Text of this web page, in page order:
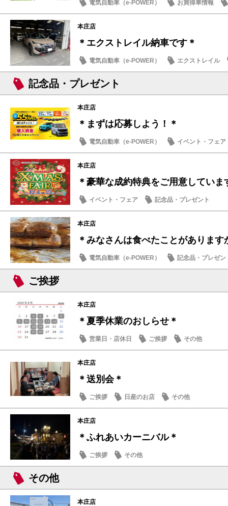
電気自動車（e-POWER） お買得車情報
本庄店
＊エクストレイル納車です＊
電気自動車（e-POWER） エクストレイル
記念品・プレゼント
本庄店
＊まずは応募しよう！＊
電気自動車（e-POWER） イベント・フェア
本庄店
＊豪華な成約特典をご用意していま
イベント・フェア 記念品・プレゼント
本庄店
＊みなさんは食べたことがあります
電気自動車（e-POWER）
記念品・プレゼン
その他
ご挨拶
本庄店
＊夏季休業のおしらせ＊
営業日・店休日 ご挨拶 その他
本庄店
＊送別会＊
ご挨拶 日産のお店 その他
本庄店
＊ふれあいカーニバル＊
ご挨拶 その他
その他
本庄店